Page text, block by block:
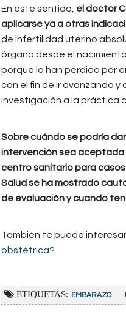
En este sentido, el doctor
aplicarse ya a otras
de infertilidad uterino
órgano desde el
porque lo han perdido por
con el fin de ir avanzando y
investigación a la práctica
Sobre cuándo se podría
intervención sea aceptada
centro sanitario para
Salud se ha mostrado
de evaluación y cuando
También te puede
obstétrica?
ETIQUETAS: EMBARAZO